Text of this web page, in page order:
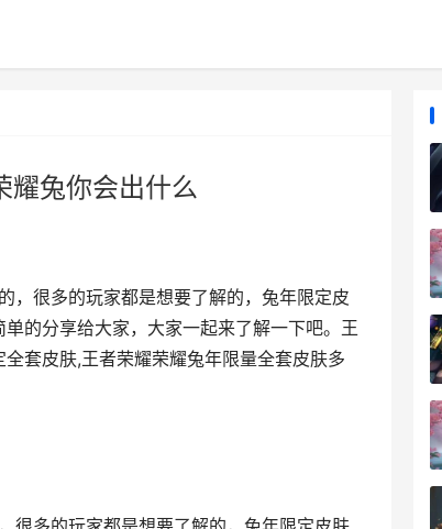
耀兔你会出什么
，很多的玩家都是想要了解的，兔年限定皮
的分享给大家，大家一起来了解一下吧。王
套皮肤,王者荣耀荣耀兔年限量全套皮肤多